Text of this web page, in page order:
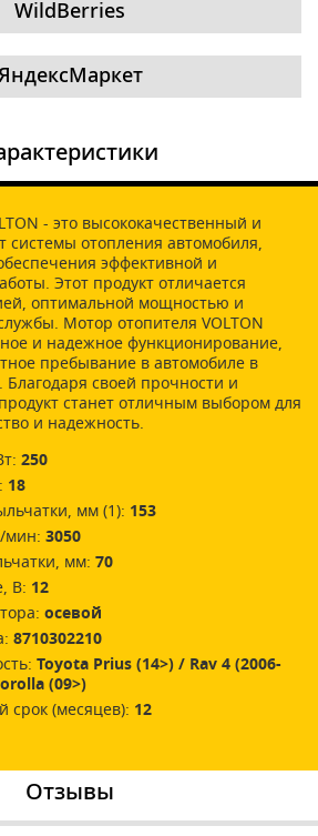
WildBerries
ЯндексМаркет
- это высококачественный и
отопления автомобиля,
эффективной и
Этот продукт отличается
оптимальной мощностью и
Мотор отопителя VOLTON
и надежное функционирование,
пребывание в автомобиле в
Благодаря своей прочности и
станет отличным выбором для
и надежность.
250
18
мм (1): 153
мин: 3050
мм: 70
В: 12
осевой
8710302210
Toyota Prius (14>) / Rav 4 (2006-
(09>)
срок (месяцев): 12
Отзывы